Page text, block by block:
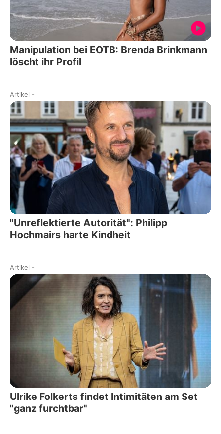
Manipulation bei EOTB: Brenda Brinkmann
löscht ihr Profil
Artikel -
"Unreflektierte Autorität": Philipp
Hochmairs harte Kindheit
Artikel -
Ulrike Folkerts findet Intimitäten am Set
"ganz furchtbar"